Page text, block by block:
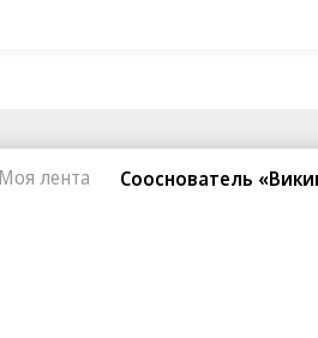
Моя лента Сооснователь
фонд
О
Архив